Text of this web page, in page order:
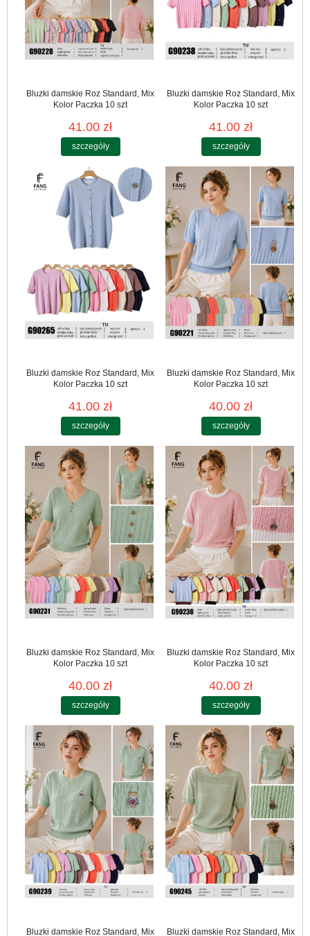
Bluzki damskie Roz Standard, Mix
Kolor Paczka 10 szt
41.00 zł
szczegóły
Bluzki damskie Roz Standard, Mix
Kolor Paczka 10 szt
41.00 zł
szczegóły
Bluzki damskie Roz Standard, Mix
Kolor Paczka 10 szt
41.00 zł
szczegóły
Bluzki damskie Roz Standard, Mix
Kolor Paczka 10 szt
40.00 zł
szczegóły
Bluzki damskie Roz Standard, Mix
Kolor Paczka 10 szt
40.00 zł
szczegóły
Bluzki damskie Roz Standard, Mix
Kolor Paczka 10 szt
40.00 zł
szczegóły
Bluzki damskie Roz Standard, Mix
Bluzki damskie Roz Standard, Mix